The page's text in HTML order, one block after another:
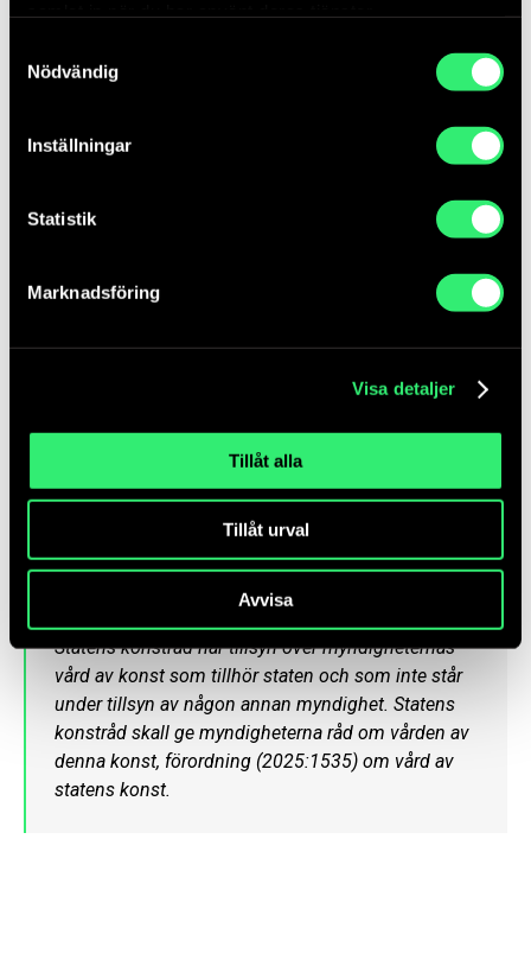
Nödvändig
Inställningar
Statistik
Marknadsföring
Visa detaljer
Tillåt alla
Tillåt urval
Avvisa
inventeringsrapporti Konstdatabasens
konstansvarig samt arkiveras på myndigheten. Läs
mer i Användarmanualen för Konstdatabasen.
Har du frågor och problem gällande
support@riwsoftware.com
Användarmanual till Konstdatabasen kan laddas
Statens konstråd har tillsyn över myndigheternas
vård av konst som tillhör staten och som inte står
under tillsyn av någon annan myndighet. Statens
konstråd skall ge myndigheterna råd om vården av
denna konst, förordning (2025:1535) om vård av
statens konst.